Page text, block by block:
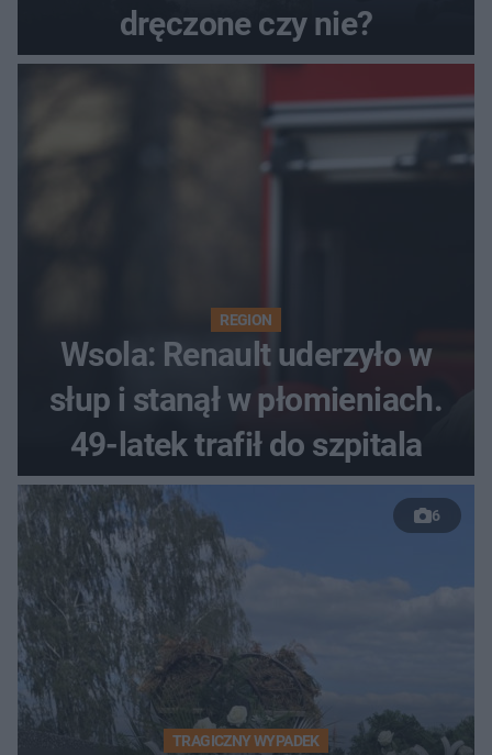
dręczone czy nie?
REGION
Wsola: Renault uderzyło w
słup i stanął w płomieniach.
49-latek trafił do szpitala
6
TRAGICZNY WYPADEK